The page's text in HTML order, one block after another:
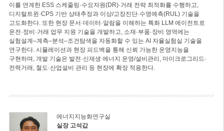
이를 연계한 ESS 스케줄링·수요자원(DR)·거래 전략 최적화를 수행하고,
디지털트윈·CPS 기반 상태추정과 이상/고장진단·수명예측(RUL) 기술을
고도화한다. 또한 현장 문서·데이터·알람을 이해하는 특화 LLM 에이전트로
운전·정비·거래 업무 지원 기술을 개발하고, 소재·부품·장비 영역에는
실험설계–계측–분석–조건탐색을 자동화할 수 있는 AI 자율실험실 기술을
연구한다. 시뮬레이션과 현장 피드백을 통해 신뢰 가능한 운영지능을
구현하며, 개발 기술은 발전·신재생 에너지 운영/설비관리, 마이크로그리드·
전력거래, 철도·산업설비 관리 등 현장에 확장 적용한다.
에너지지능화연구실
실장 고석갑